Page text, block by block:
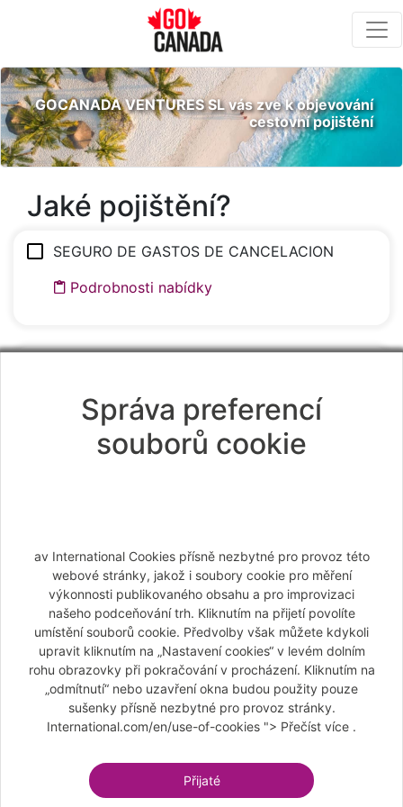
GOCANADA VENTURES SL vás zve k objevování
cestovní pojištění
Jaké pojištění?
SEGURO DE GASTOS DE CANCELACION
Podrobnosti nabídky
Podrobnosti nabídky
Správa preferencí
souborů cookie
av International Cookies přísně nezbytné pro provoz této
webové stránky, jakož i soubory cookie pro měření
výkonnosti publikovaného obsahu a pro improvizaci
našeho podceňování trh. Kliknutím na přijetí povolíte
umístění souborů cookie. Předvolby však můžete kdykoli
upravit kliknutím na „Nastavení cookies“ v levém dolním
rohu obrazovky při pokračování v procházení. Kliknutím na
„odmítnutí“ nebo uzavření okna budou použity pouze
sušenky přísně nezbytné pro provoz stránky.
International.com/en/use-of-cookies "> Přečíst více .